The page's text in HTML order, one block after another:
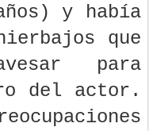
y había
que
para
del actor.